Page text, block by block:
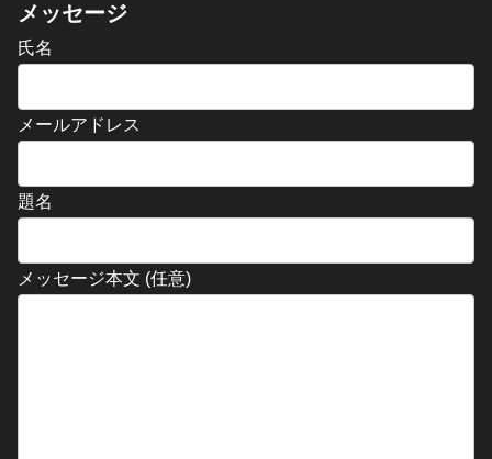
メッセージ
氏名
メールアドレス
題名
メッセージ本文 (任意)